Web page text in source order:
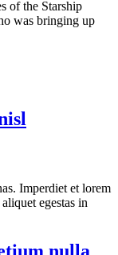
of the Starship
was bringing up
Imperdiet et lorem
egestas in